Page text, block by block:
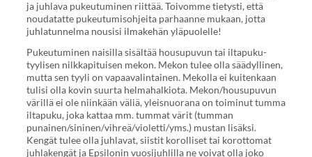
ja juhlava pukeutuminen riittää. Toivomme tietysti, että
noudatatte pukeutumisohjeita parhaanne mukaan, jotta
juhlatunnelma nousisi ilmakehän yläpuolelle!
Pukeutuminen naisilla sisältää housupuvun tai iltapuku-
tyylisen nilkkapituisen mekon. Mekon tulee olla säädyllinen,
mutta sen tyyli on vapaavalintainen. Mekolla ei kuitenkaan
tulisi olla kovin suurta helmahalkiota. Mekon/housupuvun
värillä ei ole niinkään väliä, yleisnuorana on toiminut tumma
iltapuku, joka kattaa mm. tummat värit (tumman
punainen/sininen/vihreä/violetti/yms.) mustan lisäksi.
Kengät tulee olla juhlavat, siistit korolliset tai korottomat
juhlakengät ja Epsilonin vuosijuhlilla ne voivat olla joko